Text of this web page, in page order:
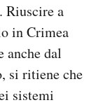
Riuscire a
in Crimea
anche dal
si ritiene che
sistemi